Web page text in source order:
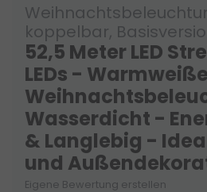
koppelbar,
52,5 Meter LED
LEDs - Warmweiße
Wasserdicht -
& Langlebig -
und
Eigene Bewertung erstellen